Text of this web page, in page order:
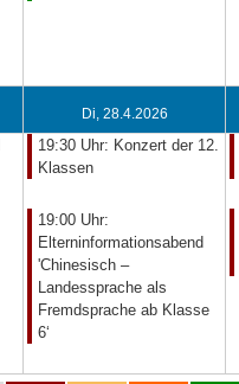
Di, 28.4.2026
19:30 Uhr: Konzert der 12.
Klassen
19:00 Uhr:
Elterninformationsabend
'Chinesisch –
Landessprache als
Fremdsprache ab Klasse
6‘